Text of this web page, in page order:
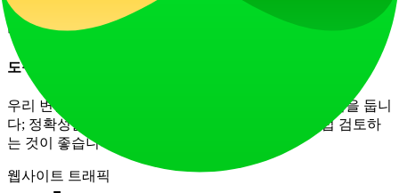
짧은 글부터 장문의 기사까지 모든 텍스트를 인간화할 수 있으
며, 전체적으로 자연스러운 흐름과 구조를 보장합니다.
도구는 인용과 참고 작업을 어떻게 처리하나요?
우리 변환기는 주로 주요 콘텐츠를 재작성하는 데 중점을 둡니
다; 정확성을 보장하기 위해 참고 자료와 인용을 직접 검토하
는 것이 좋습니다.
웹사이트 트래픽